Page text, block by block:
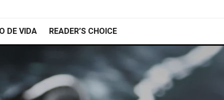
DE VIDA READER’S CHOICE